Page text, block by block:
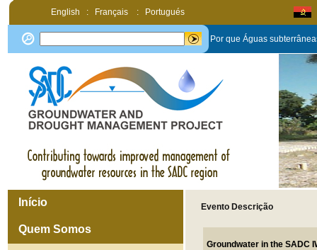
English : Français : Portugués
Por que Águas
Início
Quem Somos
Evento Descrição
Groundwater in the SADC